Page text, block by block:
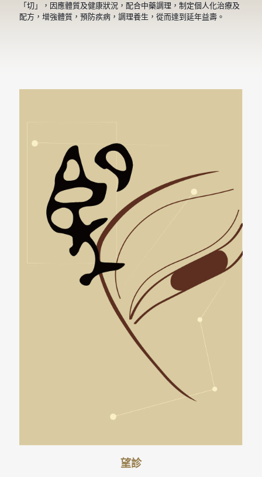
「切」，因應體質及健康狀況，配合中藥調理，制定個人化治療及
配方，增強體質，預防疾病，調理養生，從而達到延年益壽。
望診